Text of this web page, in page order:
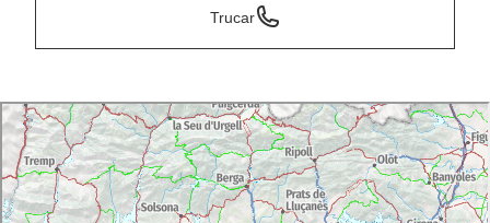
Trucar